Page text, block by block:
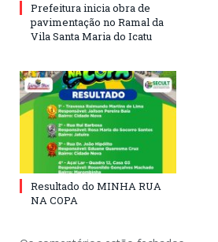
Prefeitura inicia obra de
pavimentação no Ramal da
Vila Santa Maria do Icatu
Resultado do MINHA RUA
NA COPA